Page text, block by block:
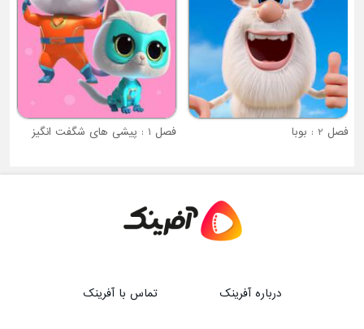
فصل 2 : بوبا فصل 1 : پیشی های شگفت انگیز
درباره آفرینک تماس با آفرینک